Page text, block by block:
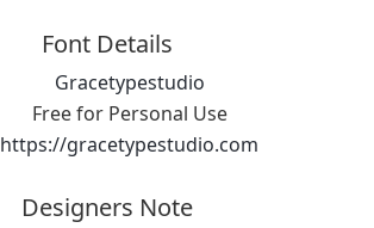
Font Details
Gracetypestudio
Free for Personal Use
https://gracetypestudio.com
Designers Note